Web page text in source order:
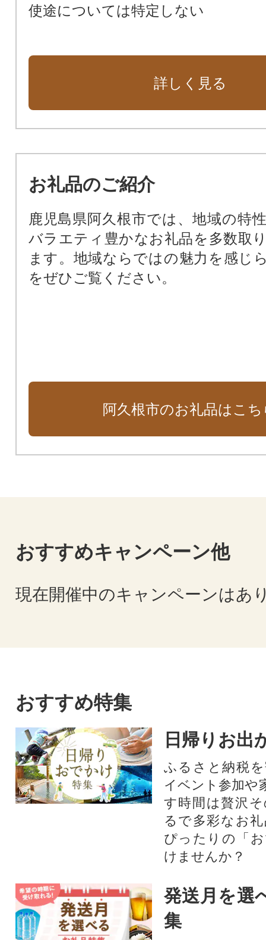
使途については特定しない
詳しく見る
お礼品のご紹介
鹿児島県阿久根市では、地域の特
バラエティ豊かなお礼品を多数取
ます。地域ならではの魅力を感じ
をぜひご覧ください。
阿久根市のお礼品はこち
おすすめキャンペーン他
現在開催中のキャンペーンはあ
おすすめ特集
日帰りお出
ふるさと納税
イベント参加や
す時間は贅沢
るで多彩なお
ぴったりの「
けませんか？
発送月を選
集